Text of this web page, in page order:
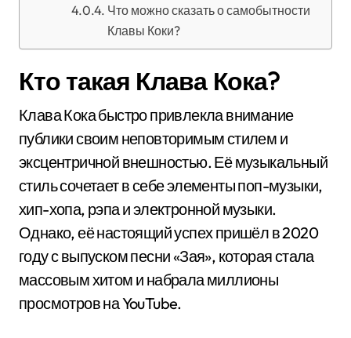
Что можно сказать о самобытности
Клавы Коки?
Кто такая Клава Кока?
Клава Кока быстро привлекла внимание
публики своим неповторимым стилем и
эксцентричной внешностью. Её музыкальный
стиль сочетает в себе элементы поп-музыки,
хип-хопа, рэпа и электронной музыки.
Однако, её настоящий успех пришёл в 2020
году с выпуском песни «Зая», которая стала
массовым хитом и набрала миллионы
просмотров на YouTube.